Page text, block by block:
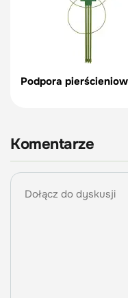
Podpora
Komentarze